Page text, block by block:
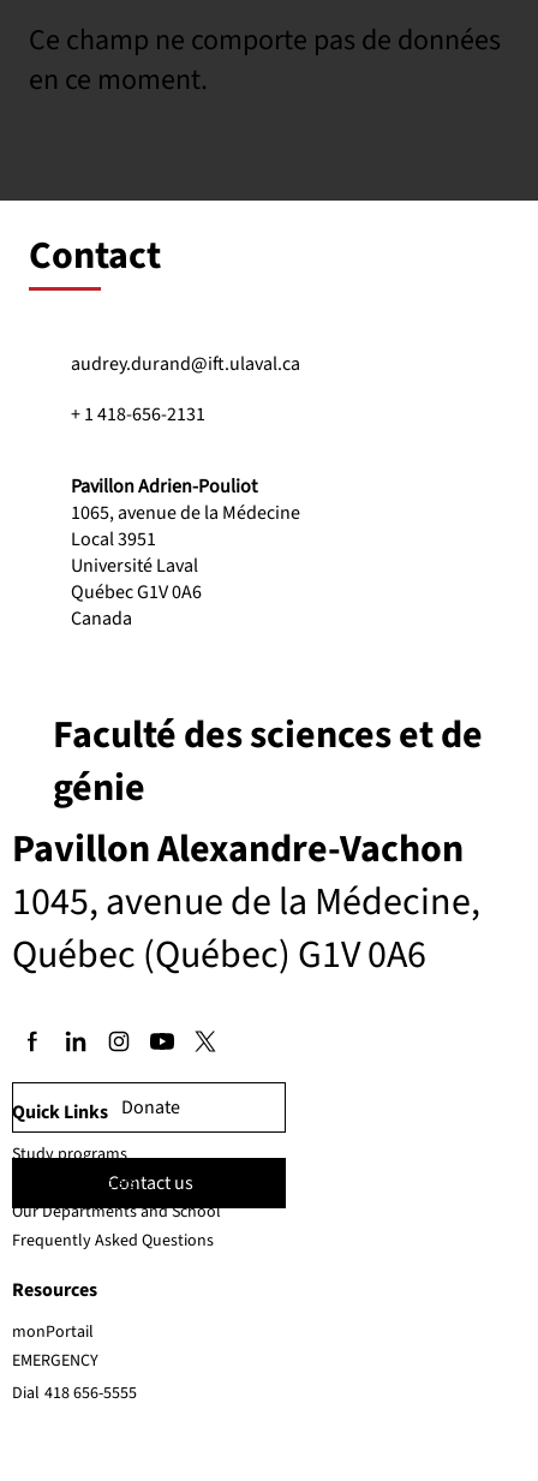
Ce champ ne comporte pas de données
en ce moment.
Contact
audrey.durand@ift.ulaval.ca
+ 1 418-656-2131
Pavillon Adrien-Pouliot
1065, avenue de la Médecine
Local 3951
Université Laval
Québec G1V 0A6
Canada
Pavillon Alexandre-Vachon
1045, avenue de la Médecine,
Québec (Québec) G1V 0A6
Faculté des sciences et de
génie
Donate
Contact us
EMERGENCY
Dial 418 656-5555
Quick Links
Resources
Study programs
Faculty members
Our Departments and School
Frequently Asked Questions
monPortail